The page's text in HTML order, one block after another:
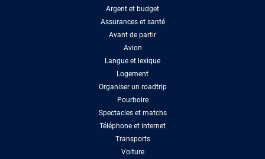
Argent et budget
Assurances et santé
Avant de partir
Avion
Langue et lexique
Logement
Organiser un roadtrip
Pourboire
Spectacles et matchs
Téléphone et internet
Transports
Voiture